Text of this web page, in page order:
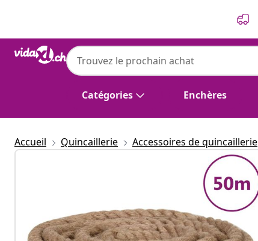
Catégories Enchères
Accueil Quincaillerie Accessoires de quincaillerie